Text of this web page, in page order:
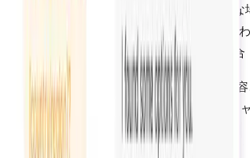
でコンプライアンス上の人間の監視が必要な
（20商品未満）すべての問い合
ジェントのトレーニングが最小限で済む場合
マーチャント、特にファッション、美
、家庭用品、消耗品を扱うストアでは、AIチ
ROIを提供します。